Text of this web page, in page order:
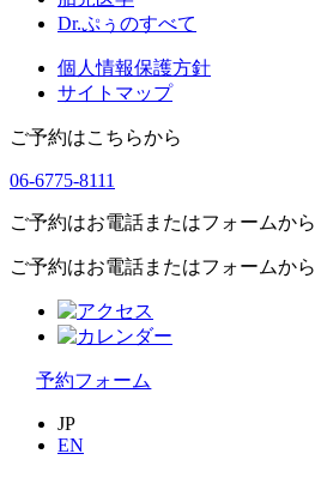
Dr.ぷぅのすべて
個人情報保護方針
サイトマップ
ご予約はこちらから
06-6775-8111
ご予約はお電話またはフォームから
ご予約はお電話またはフォームから
予約フォーム
JP
EN